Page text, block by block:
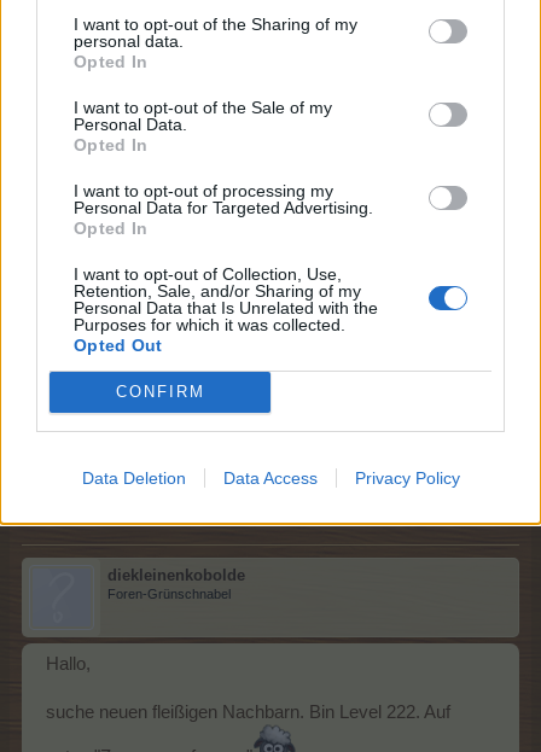
I want to opt-out of the Sharing of my
personal data.
Opted In
I want to opt-out of the Sale of my
Personal Data.
Opted In
I want to opt-out of processing my
Personal Data for Targeted Advertising.
Opted In
I want to opt-out of Collection, Use,
Retention, Sale, and/or Sharing of my
Personal Data that Is Unrelated with the
Purposes for which it was collected.
Opted Out
CONFIRM
Data Deletion Data Access Privacy Policy
Lebende Forenlegende
Guten Morgen,
ich suche auch 1 Nachbarn
der jeden Tag ein
Geschenkschickt,
Nachbarn werden,
ich habe nur so viele Nachbarn, wie ich auch täglich
Geschenke verschicken kann
und möchte dann auch täglich eins zurück haben, nicht
irgendwie und irgendwann der Reihe nach oder so...
ich konnte nur 1 Nachbar aufnehmen
AnnesRanchund kleinerschwarzergefällt dies.
diekleinenkobolde
Foren-Grünschnabel
Hallo,
suche neuen fleißigen Nachbarn. Bin Level 222. Auf